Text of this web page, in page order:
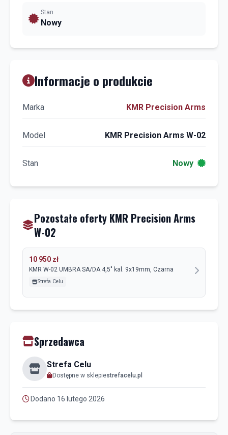
Stan
Nowy
Informacje o produkcie
Marka KMR Precision Arms
Model KMR Precision Arms W-02
Stan Nowy
Pozostałe oferty KMR Precision Arms
W-02
10 950 zł
KMR W-02 UMBRA SA/DA 4,5" kal. 9x19mm, Czarna
Strefa Celu
Sprzedawca
Strefa Celu
Dostępne w sklepiestrefacelu.pl
Dodano 16 lutego 2026